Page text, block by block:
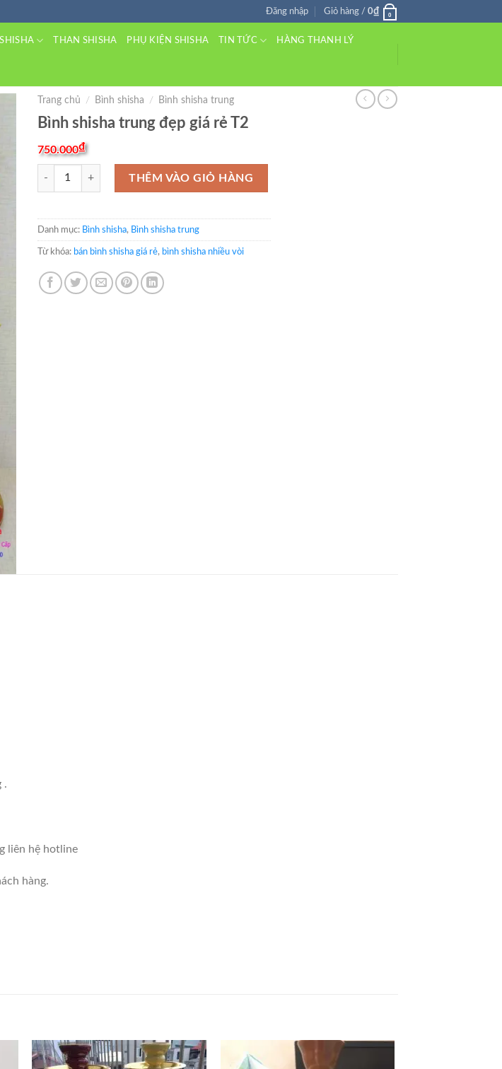
Đăng nhập Giỏ hàng / 0₫ 0
THAN SHISHA PHỤ KIỆN SHISHA TIN TỨC HÀNG THANH LÝ
Trang chủ / Bình shisha / Bình shisha trung
Bình shisha trung đẹp giá rẻ T2
750.000₫
Bình shisha trung đẹp giá rẻ T2 số lượng
THÊM VÀO GIỎ HÀNG
Danh mục: Bình shisha, Bình shisha trung
Từ khóa: bán bình shisha giá rẻ, bình shisha nhiều vòi
.
liên hệ hotline
hàng.